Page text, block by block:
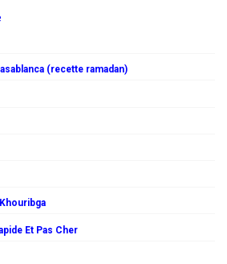
(recette ramadan)
Et Pas Cher